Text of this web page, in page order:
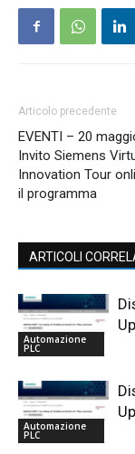
Articolo precedente
EVENTI – 20
Invito Siemens
Innovation Tour
il programma
ARTICOLI
Automazione
PLC
Automazione
PLC